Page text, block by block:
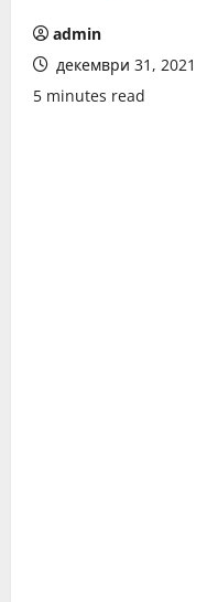
admin
декември 31, 2021
5 minutes read